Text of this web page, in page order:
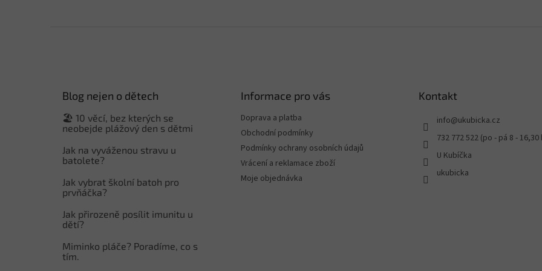
Blog nejen o dětech
🏖️ 10 věcí, bez kterých se
neobejde plážový den s dětmi
Jak na vyváženou stravu u
batolete?
Jak vybrat školní batoh pro
prvňáčka?
Jak přirozeně posílit imunitu u
dětí?
Miminko pláče? Poradíme, co s
tím.
Informace pro vás
Doprava a platba
Obchodní podmínky
Podmínky ochrany osobních údajů
Vrácení a reklamace zboží
Moje objednávka
Kontakt
info@ukubicka.cz
732 772 522 (po - pá 8 - 16,30
U Kubíčka
ukubicka